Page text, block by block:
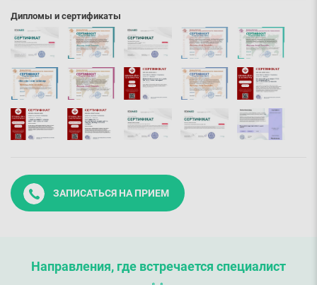
Дипломы и сертификаты
ЗАПИСАТЬСЯ НА ПРИЕМ
Направления, где встречается специалист